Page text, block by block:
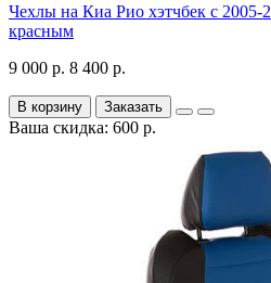
Чехлы на Киа Рио хэтчбек с 2005-
красным
9 000 р. 8 400 р.
В корзину Заказать
Ваша скидка: 600 р.